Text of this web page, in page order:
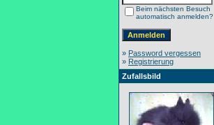
Beim nächsten Besuch
automatisch anmelden?
» Password vergessen
» Registrierung
Zufallsbild